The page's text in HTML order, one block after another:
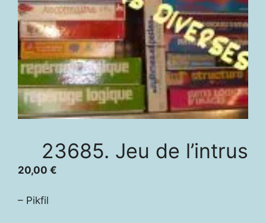
23685. Jeu de l’intrus
20,00 €
– Pikfil